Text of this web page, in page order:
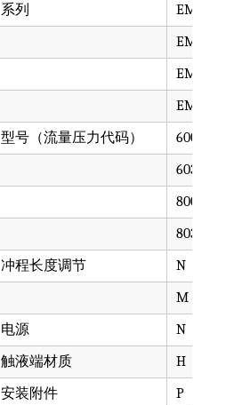
系列
EMS
EML
EMC
EMM
型号（流量压力代码）
600
603
800
803
冲程长度调节
N
M
电源
N
触液端材质
H
安装附件
P